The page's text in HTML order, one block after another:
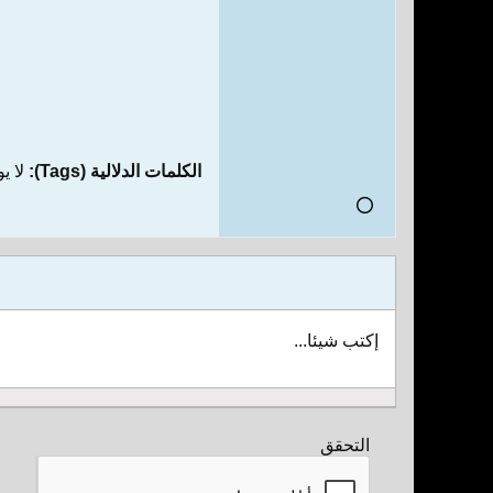
الكلمات الدلالية (Tags): لا
إكتب شيئا...
التحقق